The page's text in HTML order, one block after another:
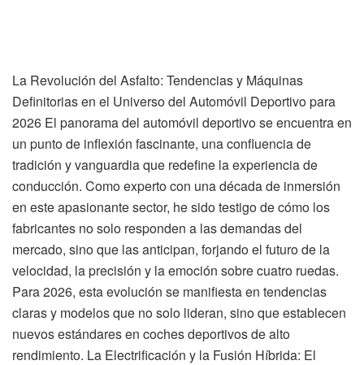
La Revolución del Asfalto: Tendencias y Máquinas
Definitorias en el Universo del Automóvil Deportivo para
2026 El panorama del automóvil deportivo se encuentra en
un punto de inflexión fascinante, una confluencia de
tradición y vanguardia que redefine la experiencia de
conducción. Como experto con una década de inmersión
en este apasionante sector, he sido testigo de cómo los
fabricantes no solo responden a las demandas del
mercado, sino que las anticipan, forjando el futuro de la
velocidad, la precisión y la emoción sobre cuatro ruedas.
Para 2026, esta evolución se manifiesta en tendencias
claras y modelos que no solo lideran, sino que establecen
nuevos estándares en coches deportivos de alto
rendimiento. La Electrificación y la Fusión Híbrida: El